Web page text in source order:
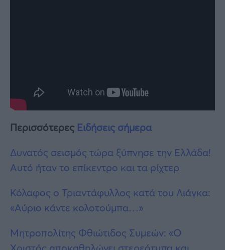
Περισσότερες Ειδήσεις σήμερα
Δυνατός σεισμός τώρα ξύπνησε την Ελλάδα!
Αυτό ήταν το επίκεντρο και τα ρίχτερ
Κόλαφος ο Τριαντάφυλλος κατά του Λιάγκα:
«Αύριο κάντε κολοτούμπα…»
Μητροπολίτης Φθιώτιδος Συμεών: «Ο